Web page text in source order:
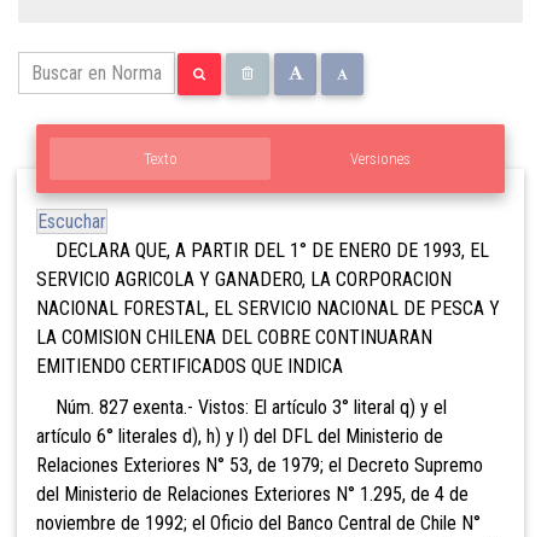
Texto Versiones
Escuchar
DECLARA QUE, A PARTIR DEL 1° DE ENERO DE 1993, EL
SERVICIO AGRICOLA Y GANADERO, LA CORPORACION
NACIONAL FORESTAL, EL SERVICIO NACIONAL DE PESCA Y
LA COMISION CHILENA DEL COBRE CONTINUARAN
EMITIENDO CERTIFICADOS QUE INDICA
Núm. 827 exenta.- Vistos: El artículo 3° literal q) y el
artículo 6° literales d), h) y l) del DFL del Ministerio de
Relaciones Exteriores N° 53, de 1979; el Decreto Supremo
del Ministerio de Relaciones Exteriores N° 1.295, de 4 de
noviembre de 1992; el Oficio del Banco Central de Chile N°